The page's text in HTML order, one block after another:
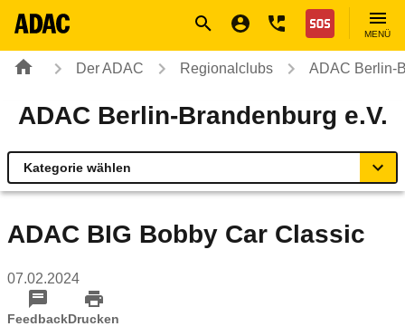
Nothilfe
MENÜ
Der ADAC Regionalclubs ADAC Berlin-
ADAC Berlin-Brandenburg e.V.
Kategorie wählen
Rund ums Fahrzeug
ADAC BIG Bobby Car Classic
07.02.2024
FeedbackDrucken